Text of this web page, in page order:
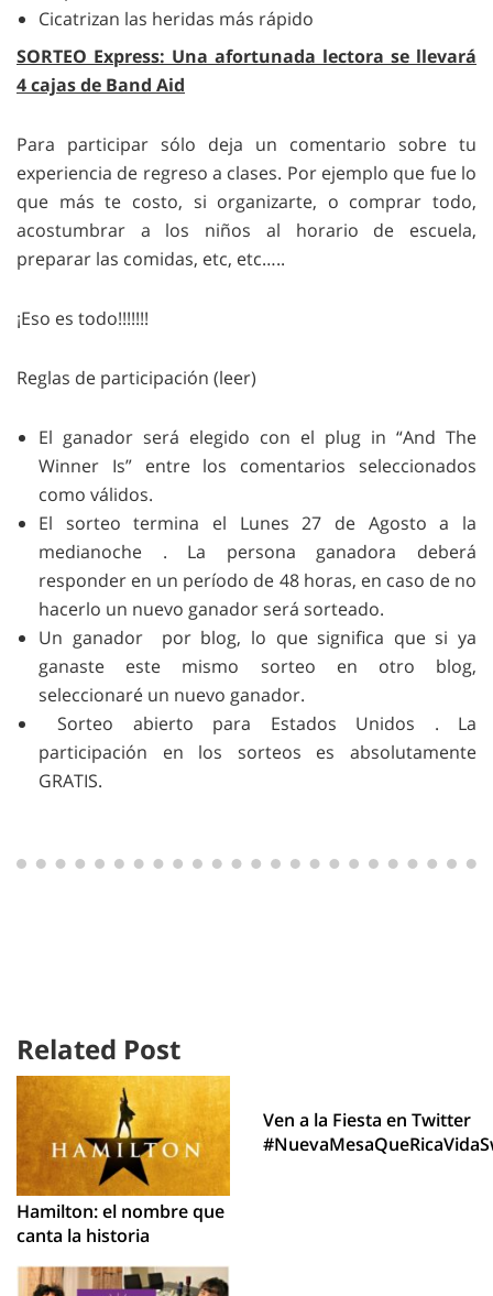
Cicatrizan las heridas más rápido
SORTEO Express: Una afortunada lectora se llevará
4 cajas de Band Aid
Para participar sólo deja un comentario sobre tu
experiencia de regreso a clases. Por ejemplo que fue lo
que más te costo, si organizarte, o comprar todo,
acostumbrar a los niños al horario de escuela,
preparar las comidas, etc, etc…..
¡Eso es todo!!!!!!!
Reglas de participación (leer)
El ganador será elegido con el plug in “And The
Winner Is” entre los comentarios seleccionados
como válidos.
El sorteo termina el Lunes 27 de Agosto a la
medianoche . La persona ganadora deberá
responder en un período de 48 horas, en caso de no
hacerlo un nuevo ganador será sorteado.
Un ganador por blog, lo que significa que si ya
ganaste este mismo sorteo en otro blog,
seleccionaré un nuevo ganador.
Sorteo abierto para Estados Unidos . La
participación en los sorteos es absolutamente
GRATIS.
Related Post
Hamilton: el nombre que
canta la historia
Ven a la Fiesta en Twitter